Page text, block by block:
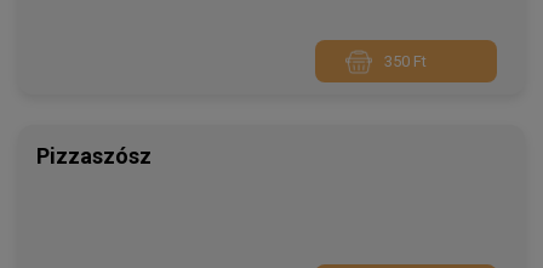
350 Ft
Pizzaszósz